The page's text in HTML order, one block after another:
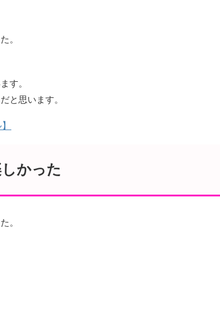
。
す。
と思います。
かった
。